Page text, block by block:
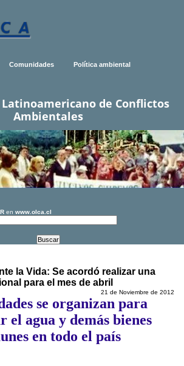
Comunidades Política ambiental
de Conflictos
Ambientales
en www.olca.cl
la Vida: Se acordó realizar una
para el mes de abril
21 de Noviembre de 2012
se organizan para
el agua y demás bienes
en todo el país